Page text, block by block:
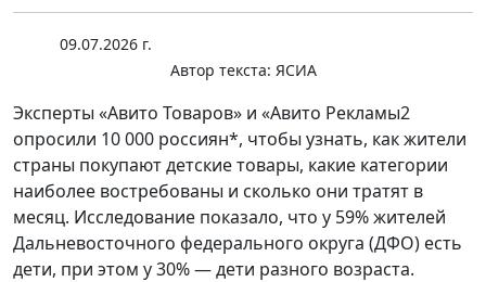
09.07.2026 г.
Автор текста: ЯСИА
Эксперты «Авито Товаров» и «Авито Рекламы2
опросили 10 000 россиян*, чтобы узнать, как жители
страны покупают детские товары, какие категории
наиболее востребованы и сколько они тратят в
месяц. Исследование показало, что у 59% жителей
Дальневосточного федерального округа (ДФО) есть
дети, при этом у 30% — дети разного возраста.